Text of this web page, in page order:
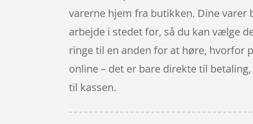
varerne hjem fra butikken. Dine
arbejde i stedet for, så du kan vælge
ringe til en anden for at høre, hvorfor
online – det er bare direkte til
til kassen.